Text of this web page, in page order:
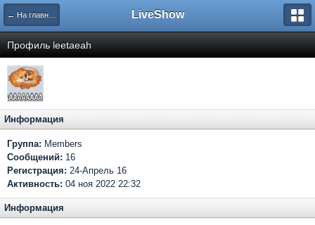
← На главную LiveShow
Профиль leetaeah
Информация
Группа: Members
Сообщений: 16
Регистрация: 24-Апрель 16
Активность: 04 ноя 2022 22:32
Информация